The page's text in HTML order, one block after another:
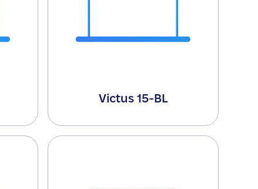
Victus 15-BL